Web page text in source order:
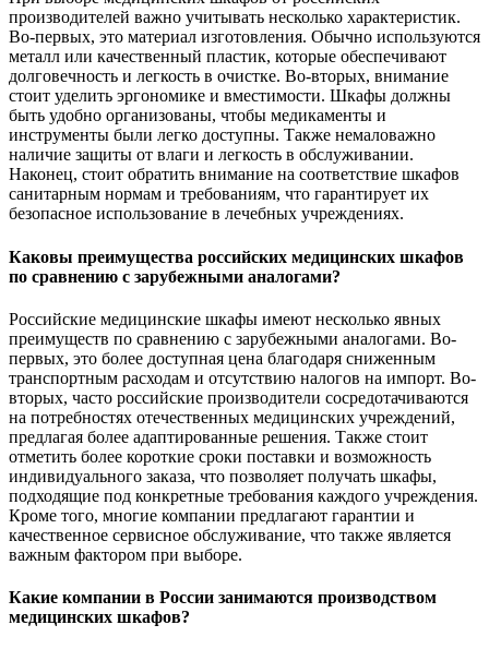
производителей важно учитывать несколько характеристик.
Во-первых, это материал изготовления. Обычно используются
металл или качественный пластик, которые обеспечивают
долговечность и легкость в очистке. Во-вторых, внимание
стоит уделить эргономике и вместимости. Шкафы должны
быть удобно организованы, чтобы медикаменты и
инструменты были легко доступны. Также немаловажно
наличие защиты от влаги и легкость в обслуживании.
Наконец, стоит обратить внимание на соответствие шкафов
санитарным нормам и требованиям, что гарантирует их
безопасное использование в лечебных учреждениях.
Каковы преимущества российских медицинских шкафов
по сравнению с зарубежными аналогами?
Российские медицинские шкафы имеют несколько явных
преимуществ по сравнению с зарубежными аналогами. Во-
первых, это более доступная цена благодаря сниженным
транспортным расходам и отсутствию налогов на импорт. Во-
вторых, часто российские производители сосредотачиваются
на потребностях отечественных медицинских учреждений,
предлагая более адаптированные решения. Также стоит
отметить более короткие сроки поставки и возможность
индивидуального заказа, что позволяет получать шкафы,
подходящие под конкретные требования каждого учреждения.
Кроме того, многие компании предлагают гарантии и
качественное сервисное обслуживание, что также является
важным фактором при выборе.
Какие компании в России занимаются производством
медицинских шкафов?